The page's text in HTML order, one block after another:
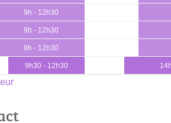
9h - 12h30
9h - 12h30
9h - 12h30
9h30 - 12h30